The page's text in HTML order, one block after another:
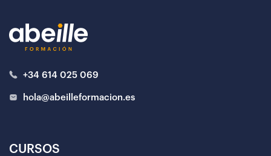
+34 614 025 069
hola@abeilleformacion.es
CURSOS